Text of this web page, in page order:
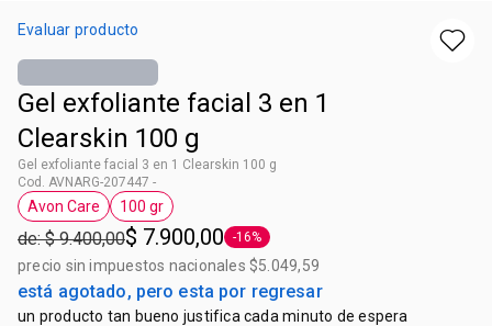
Evaluar producto
Gel exfoliante facial 3 en 1
Clearskin 100 g
Gel exfoliante facial 3 en 1 Clearskin 100 g
Cod. AVNARG-207447 -
Etiqueta Avon Care
Avon Care
Etiqueta 100 gr
100 gr
de: $ 9.400,00$ 7.900,00 Etiqueta -16%
-16%
precio sin impuestos nacionales $5.049,59
está agotado, pero esta por regresar
un producto tan bueno justifica cada minuto de espera